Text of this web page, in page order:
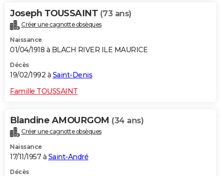
Joseph TOUSSAINT (73 ans)
Créer une cagnotte obsèques
Naissance
01/04/1918 à BLACH RIVER ILE MAURICE
Décès
19/02/1992 à Saint-Denis
Famille TOUSSAINT
Blandine AMOURGOM (34 ans)
Créer une cagnotte obsèques
Naissance
17/11/1957 à Saint-André
Décès